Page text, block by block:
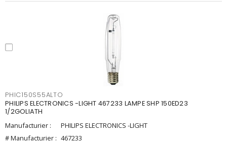
PHIC150S55ALTO
PHILIPS ELECTRONICS -LIGHT 467233 LAMPE SHP 150ED23
1/2GOLIATH
Manufacturier :
PHILIPS ELECTRONICS -LIGHT
# Manufacturier : 467233